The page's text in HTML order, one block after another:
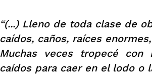
“(...) Lleno de toda clase de
caídos, caños, raíces
Muchas veces tropecé con
caídos para caer en el lodo o